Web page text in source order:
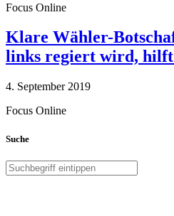
Focus Online
Klare Wähler-
links regiert wird, hilft
4. September 2019
Focus Online
Suche